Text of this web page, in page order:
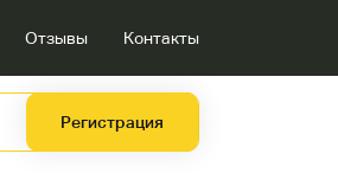
Отзывы Контакты
Регистрация